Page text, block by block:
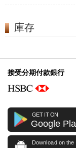
庫存
接受分期付款銀行
GET IT ON
Google
Download on the